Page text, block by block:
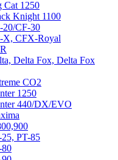
1250
Knight 1100
CF-30
X, CFX-Royal
Delta Fox, Delta Fox
CO2
1250
440/DX/EVO
PT-85